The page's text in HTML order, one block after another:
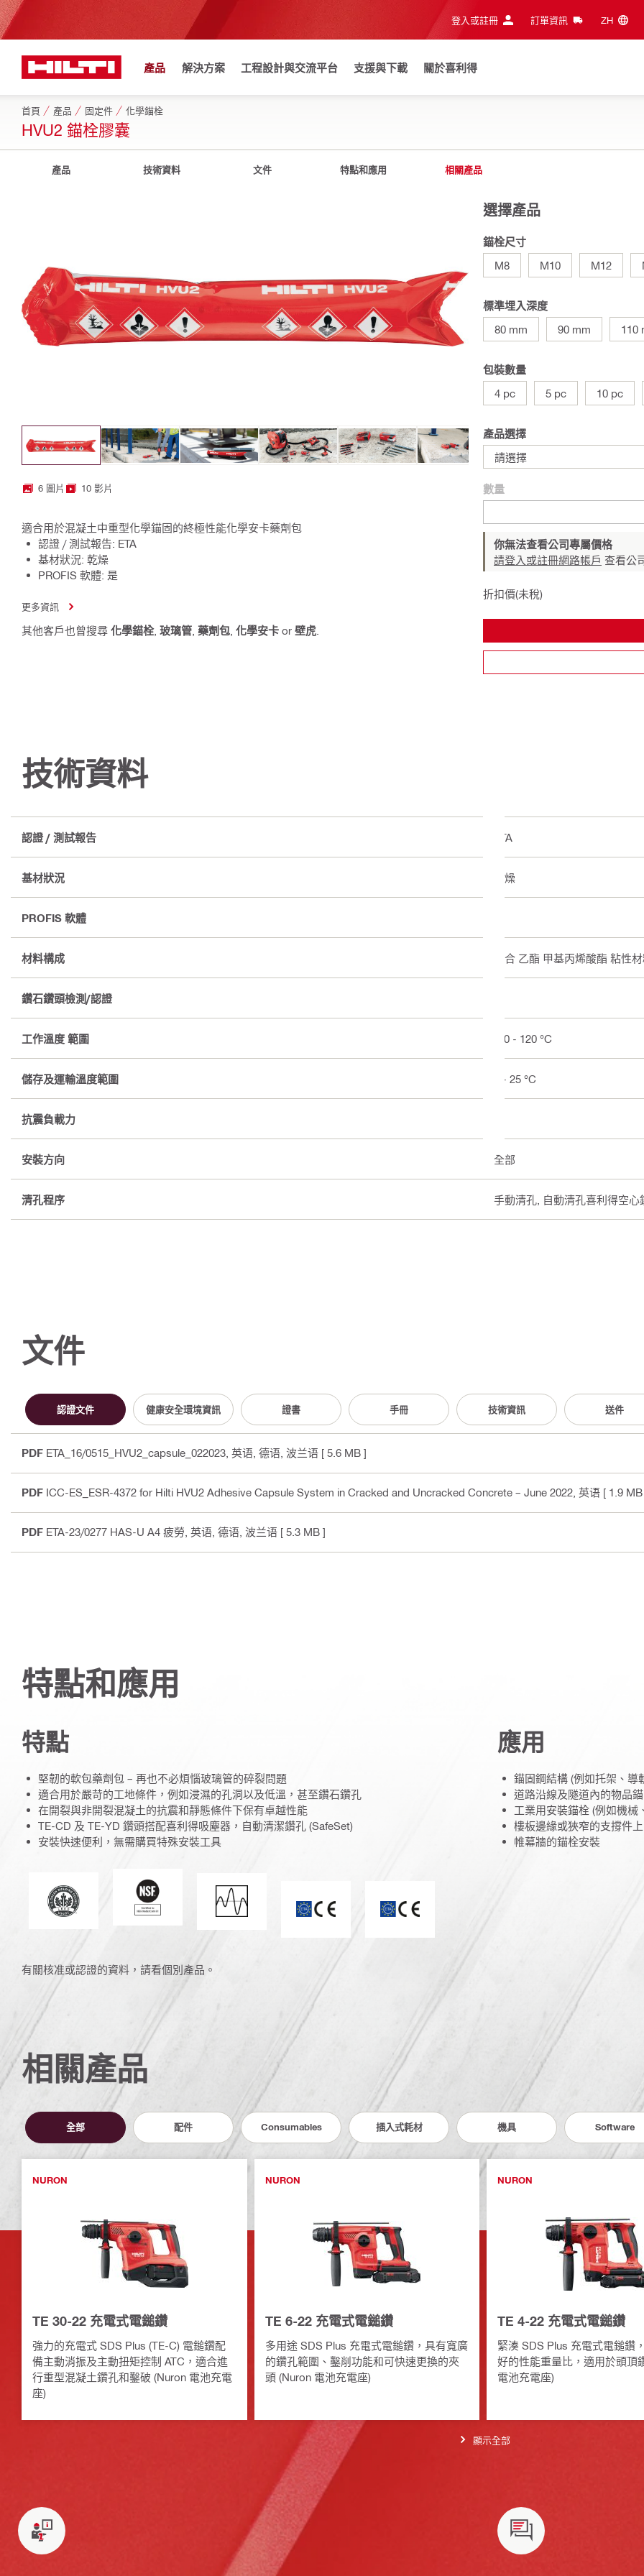
登入或註冊 訂單資訊 ZH‎
產品 解決方案 工程設計與交流平台 支援與下載 關於喜利得
首頁 產品 固定件 化學錨栓
HVU2 錨栓膠囊
產品 技術資料 文件 特點和應用 相關產品
6 圖片 10 影片
適合用於混凝土中重型化學錨固的終極性能化學安卡藥劑包
認證 / 測試報告: ETA
基材狀況: 乾燥
PROFIS 軟體: 是
更多資訊
其他客戶也曾搜尋 化學錨栓, 玻璃管 藥劑包 化學安卡 or 壁虎
選擇產品
錨栓尺寸
M8
M10 M12
標準埋入深度
80 mm
90 mm 110
包裝數量
4 pc
5 pc 10 pc
產品選擇
請選擇
數量
你無法查看公司專屬價格
請登入或註冊網路帳戶 查看公
折扣價(未稅)
技術資料
認證 / 測試報告 ETA
基材狀況 乾燥
PROFIS 軟體
材料構成 混合 乙酯 甲基丙烯酸酯 粘性
鑽石鑽頭檢測/認證
工作溫度 範圍 -40 - 120 °C
儲存及運輸溫度範圍 5 - 25 °C
抗震負載力
安裝方向 全部
清孔程序 手動清孔, 自動清孔喜利得空心
文件
認證文件 健康安全環境資訊 證書 手冊 技術資訊 送件
PDF ETA_16/0515_HVU2_capsule_022023 , 英语, 德语, 波兰语 [ 5.6 MB ]
PDF ICC-ES_ESR-4372 for Hilti HVU2 Adhesive Capsule System in Cracked and Uncracked Concrete – June 2022 , 英语 [ 1.9
PDF ETA-23/0277 HAS-U A4 疲勞 , 英语, 德语, 波兰语 [ 5.3 MB ]
特點和應用
特點
堅韌的軟包藥劑包 – 再也不必煩惱玻璃管的碎裂問題
適合用於嚴苛的工地條件，例如浸濕的孔洞以及低溫，甚至鑽石鑽孔
在開裂與非開裂混凝土的抗震和靜態條件下保有卓越性能
TE-CD 及 TE-YD 鑽頭搭配喜利得吸塵器，自動清潔鑽孔 (SafeSet)
安裝快速便利，無需購買特殊安裝工具
居於能源與環保設計領導地位
美國國家衛生基金會抗震負載力
應用
錨固鋼結構 (例如托架、導
道路沿線及隧道內的物品
工業用安裝錨栓 (例如機械
樓板邊緣或狹窄的支撐件
帷幕牆的錨栓安裝
有關核准或認證的資料，請看個別產品。
相關產品
全部 配件 Consumables 插入式耗材 機具 Software
NURON
TE 30-22 充電式電鎚鑽
強力的充電式 SDS Plus (TE-C) 電鎚鑽配
備主動消振及主動扭矩控制 ATC，適合進
行重型混凝土鑽孔和鑿破 (Nuron 電池充電
座)
NURON
TE 6-22 充電式電鎚鑽
多用途 SDS Plus 充電式電鎚鑽，具有寬廣
的鑽孔範圍、鑿削功能和可快速更換的夾
頭 (Nuron 電池充電座)
NURON
TE 4-22 充電式電鎚鑽
緊湊 SDS Plus 充電式電鎚鑽
好的性能重量比，適用於頭頂
電池充電座)
顯示全部